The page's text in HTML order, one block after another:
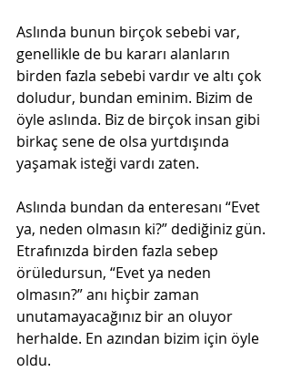
Aslında bunun birçok sebebi var,
genellikle de bu kararı alanların
birden fazla sebebi vardır ve altı çok
doludur, bundan eminim. Bizim de
öyle aslında. Biz de birçok insan gibi
birkaç sene de olsa yurtdışında
yaşamak isteği vardı zaten.
Aslında bundan da enteresanı “Evet
ya, neden olmasın ki?” dediğiniz gün.
Etrafınızda birden fazla sebep
örüledursun, “Evet ya neden
olmasın?” anı hiçbir zaman
unutamayacağınız bir an oluyor
herhalde. En azından bizim için öyle
oldu.